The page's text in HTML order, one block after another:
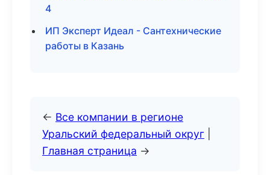
4
ИП Эксперт Идеал - Сантехнические
работы в Казань
← Все компании в регионе
Уральский федеральный округ
Главная страница →